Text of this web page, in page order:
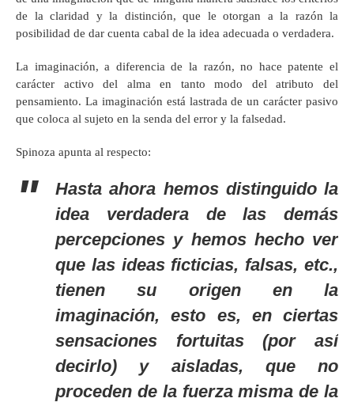
de la claridad y la distinción, que le otorgan a la razón la
posibilidad de dar cuenta cabal de la idea adecuada o verdadera.
La imaginación, a diferencia de la razón, no hace patente el
carácter activo del alma en tanto modo del atributo del
pensamiento. La imaginación está lastrada de un carácter pasivo
que coloca al sujeto en la senda del error y la falsedad.
Spinoza apunta al respecto:
Hasta ahora hemos distinguido la
idea verdadera de las demás
percepciones y hemos hecho ver
que las ideas ficticias, falsas, etc.,
tienen su origen en la
imaginación, esto es, en ciertas
sensaciones fortuitas (por así
decirlo) y aisladas, que no
proceden de la fuerza misma de la